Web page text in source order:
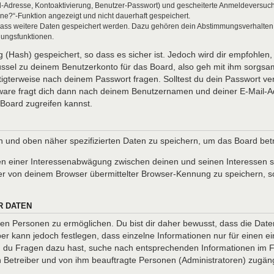
Kontoaktivierung, Benutzer-Passwort) und gescheiterte
Funktion angezeigt und nicht dauerhaft gespeichert.
weitere Daten gespeichert werden. Dazu gehören dein
gespeichert, so dass es sicher ist. Jedoch wird dir
zu deinem Benutzerkonto für das Board, also geh mit ihm
nach deinem Passwort fragen. Solltest du dein Passwort
fragt dich dann nach deinem Benutzernamen und deiner E-
zugreifen kannst.
oben näher spezifizierten Daten zu speichern, um das Board
einer Interessenabwägung zwischen deinen und seinen Interessen
von deinem Browser übermittelter Browser-Kennung zu speichern,
DATEN
Personen zu ermöglichen. Du bist dir daher bewusst, dass die
kann jedoch festlegen, dass einzelne Informationen nur für einen
Fragen dazu hast, suche nach entsprechenden Informationen im
und von ihm beauftragte Personen (Administratoren)